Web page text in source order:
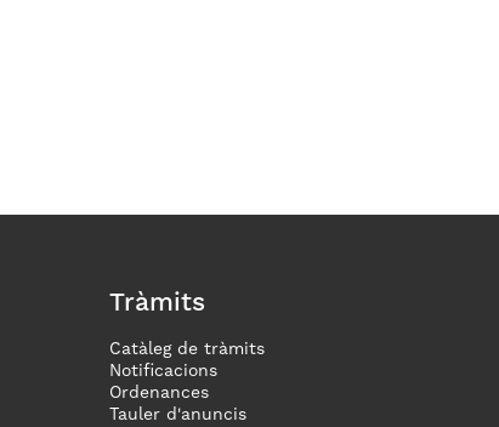
Tràmits
Catàleg de tràmits
Notificacions
Ordenances
Tauler d'anuncis